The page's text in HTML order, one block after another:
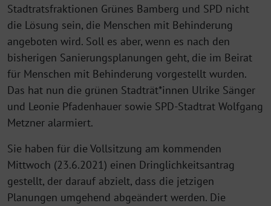
Stadtratsfraktionen Grünes Bamberg und SPD nicht
die Lösung sein, die Menschen mit Behinderung
angeboten wird. Soll es aber, wenn es nach den
bisherigen Sanierungsplanungen geht, die im Beirat
für Menschen mit Behinderung vorgestellt wurden.
Das hat nun die grünen Stadträt*innen Ulrike Sänger
und Leonie Pfadenhauer sowie SPD-Stadtrat Wolfgang
Metzner alarmiert.
Sie haben für die Vollsitzung am kommenden
Mittwoch (23.6.2021) einen Dringlichkeitsantrag
gestellt, der darauf abzielt, dass die jetzigen
Planungen umgehend abgeändert werden. Die